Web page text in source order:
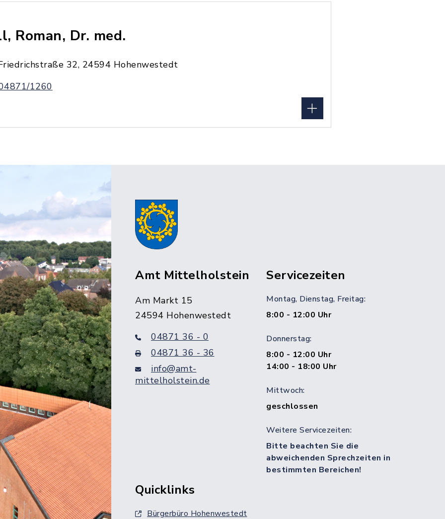
Roman, Dr. med.
32, 24594 Hohenwestedt
1260
Amt Mittelholstein
Am Markt 15
24594 Hohenwestedt
04871 36 - 0
04871 36 - 36
info@amt-
mittelholstein.de
Servicezeiten
Montag, Dienstag, Freitag:
8:00 - 12:00 Uhr
Donnerstag:
8:00 - 12:00 Uhr
14:00 - 18:00 Uhr
Mittwoch:
geschlossen
Weitere Servicezeiten:
Bitte beachten Sie die
abweichenden Sprechzeiten in
bestimmten Bereichen!
Quicklinks
Bürgerbüro Hohenwestedt